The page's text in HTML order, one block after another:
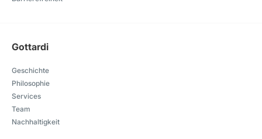
Gottardi
Geschichte
Philosophie
Services
Team
Nachhaltigkeit